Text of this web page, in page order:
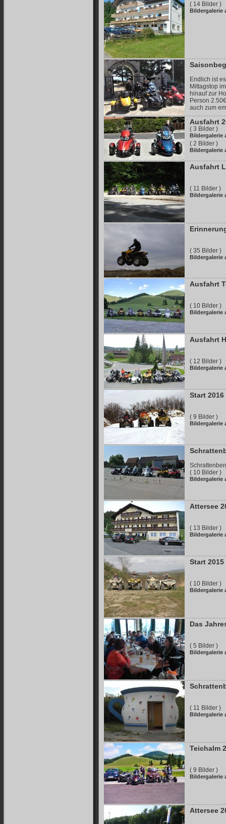
( 14 Bilder )
Bildergalerie
Endlich ist
Mittagstop
hinauf zur
Person
auch zum
( 3 Bilder )
Bildergalerie
Ausfahrt
( 2 Bilder )
Bildergalerie
Ausfahrt
( 11 Bilder )
Bildergalerie
( 35 Bilder )
Bildergalerie
Ausfahrt
( 10 Bilder )
Bildergalerie
Ausfahrt
( 12 Bilder )
Bildergalerie
Start 2016
( 9 Bilder )
Bildergalerie
( 10 Bilder )
Bildergalerie
Attersee
( 13 Bilder )
Bildergalerie
Start 2015
( 10 Bilder )
Bildergalerie
Das
( 5 Bilder )
Bildergalerie
( 11 Bilder )
Bildergalerie
Teichalm
( 9 Bilder )
Bildergalerie
Attersee